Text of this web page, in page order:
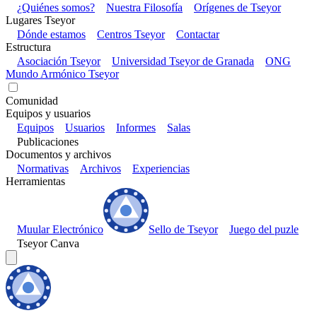
¿Quiénes somos?
Nuestra Filosofía
Orígenes de Tseyor
Lugares Tseyor
Dónde estamos
Centros Tseyor
Contactar
Estructura
Asociación Tseyor
Universidad Tseyor de Granada
ONG
Mundo Armónico Tseyor
Comunidad
Equipos y usuarios
Equipos
Usuarios Informes
Salas
Publicaciones
Documentos y archivos
Normativas
Archivos
Experiencias
Herramientas
Muular Electrónico Sello de Tseyor
Juego del puzle
Tseyor Canva